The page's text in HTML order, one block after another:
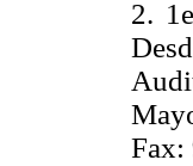
2.
Fax: